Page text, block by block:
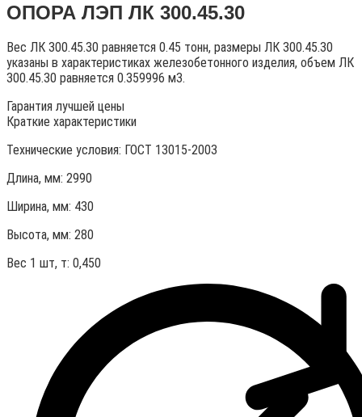
ОПОРА ЛЭП ЛК 300.45.30
Вес ЛК 300.45.30 равняется 0.45 тонн, размеры ЛК 300.45.30
указаны в характеристиках железобетонного изделия, объем ЛК
300.45.30 равняется 0.359996 м3.
Гарантия лучшей цены
Краткие характеристики
Технические условия: ГОСТ 13015-2003
Длина, мм: 2990
Ширина, мм: 430
Высота, мм: 280
Вес 1 шт, т: 0,450